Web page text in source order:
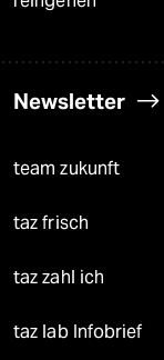
Newsletter
team zukunft
taz frisch
taz zahl ich
taz lab Infobrief